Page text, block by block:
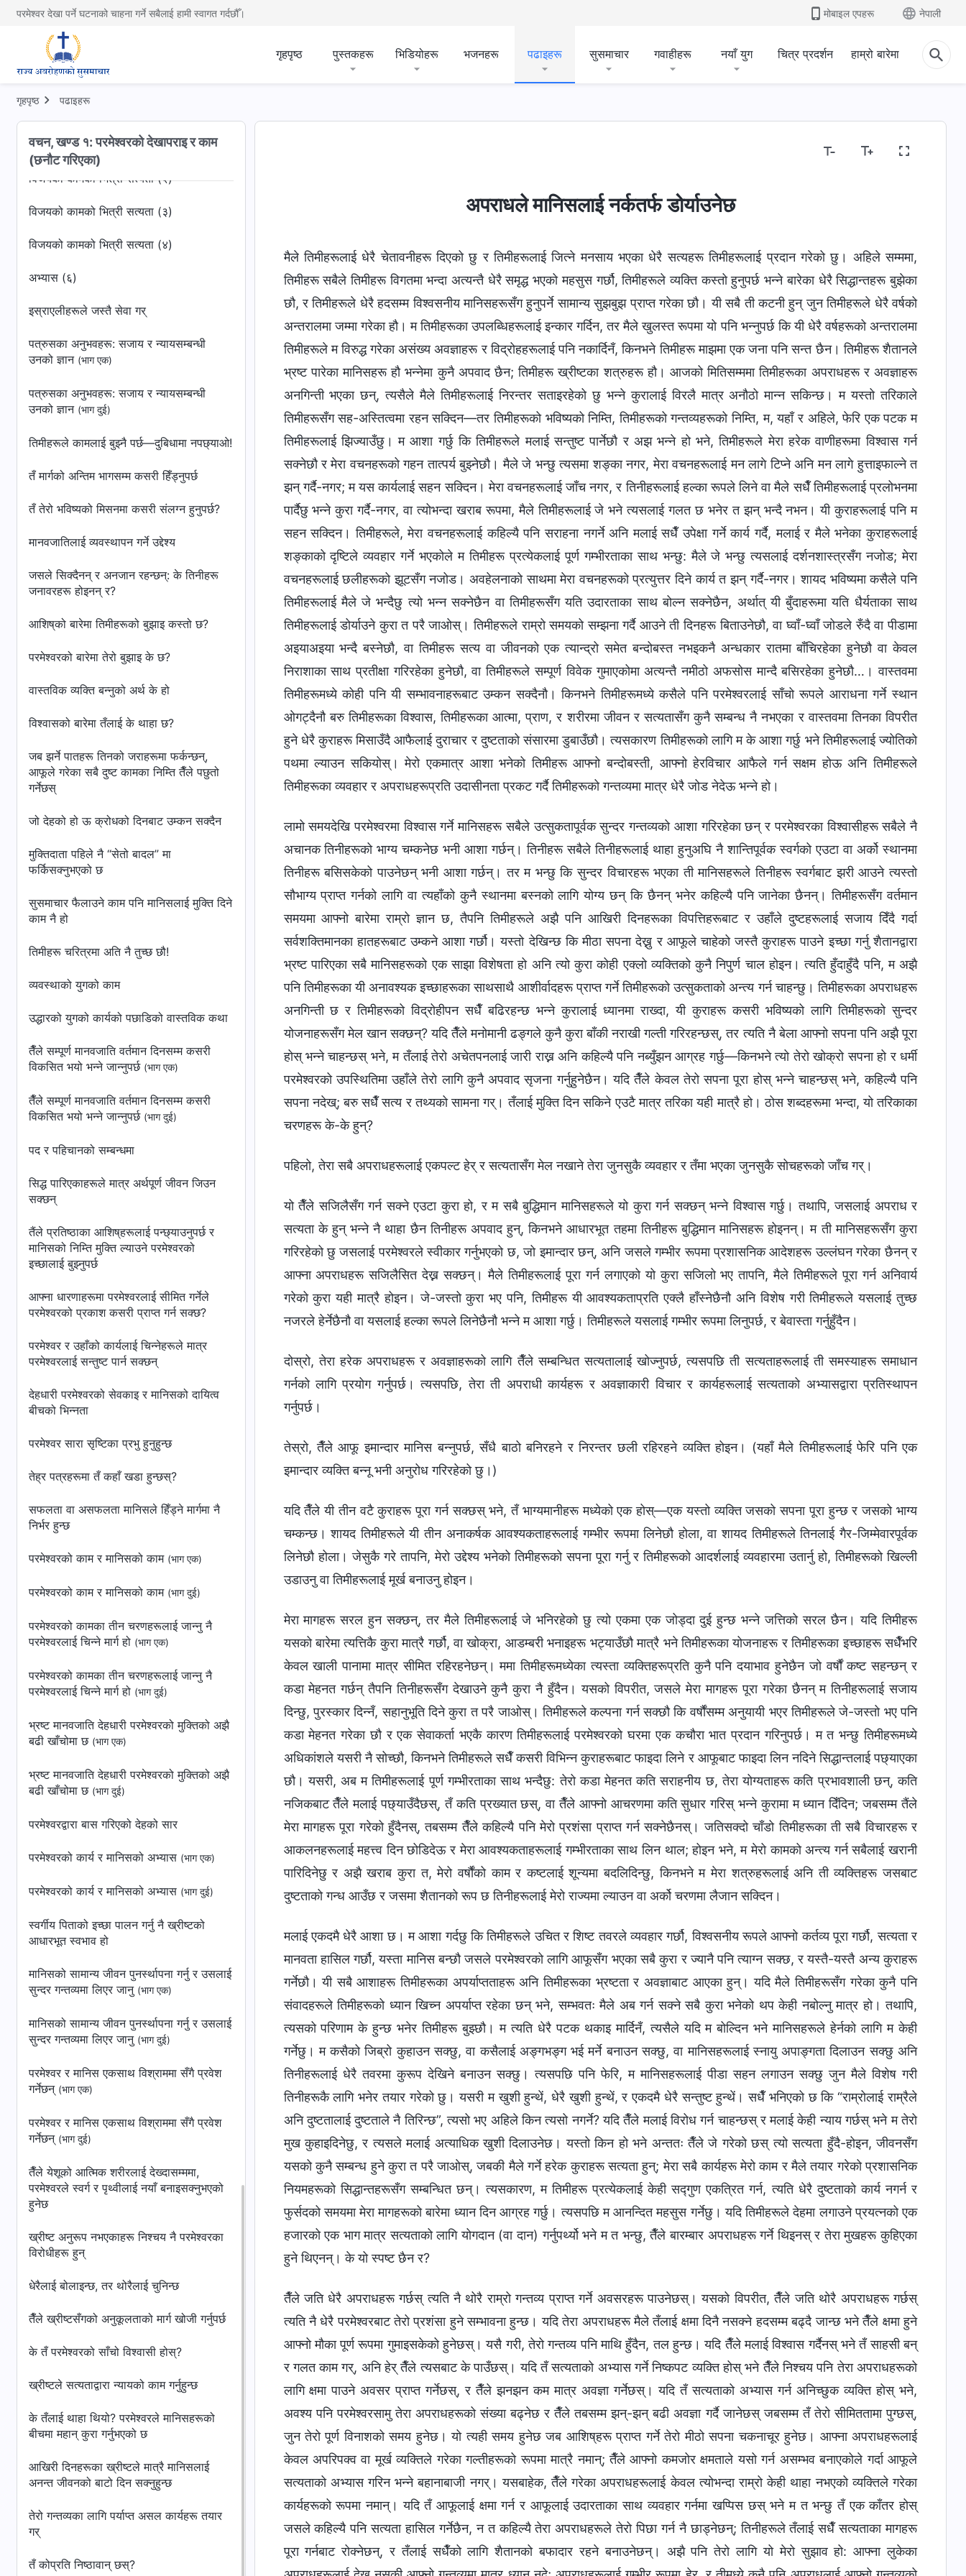
परमेश्वर देखा पर्ने घटनाको चाहना गर्ने सबैलाई हामी स्वागत गर्दछौँ। मोबाइल एपहरू नेपाली
गृहपृष्ठ पुस्तकहरू भिडियोहरू भजनहरू पढाइहरू सुसमाचार गवाहीहरू नयाँ युग चित्र प्रदर्शन हाम्रो बारेमा
गृहपृष्ठ पढाइहरू
वचन, खण्ड १: परमेश्‍वरको देखापराइ र काम
(छनौट गरिएका)
अभ्यास (३)
अभ्यास (४)
विजयको कामको भित्री सत्यता (१)
हासिल हुन्छन्
विजयको कामको भित्री सत्यता (२)
विजयको कामको भित्री सत्यता (३)
विजयको कामको भित्री सत्यता (४)
अभ्यास (६)
इस्राएलीहरूले जस्तै सेवा गर्
पत्रुसका अनुभवहरू: सजाय र न्यायसम्‍बन्धी
उनको ज्ञान (भाग एक)
पत्रुसका अनुभवहरू: सजाय र न्यायसम्‍बन्धी
उनको ज्ञान (भाग दुई)
तिमीहरूले कामलाई बुझ्नै पर्छ—दुबिधामा नपछ्याओ!
तँ मार्गको अन्तिम भागसम्म कसरी हिँड्नुपर्छ
तँ तेरो भविष्यको मिसनमा कसरी संलग्‍न हुनुपर्छ?
मानवजातिलाई व्यवस्थापन गर्ने उद्देश्य
जसले सिक्दैनन् र अनजान रहन्छन्: के तिनीहरू
जनावरहरू होइनन् र?
आशिष्‌को बारेमा तिमीहरूको बुझाइ कस्तो छ?
परमेश्‍वरको बारेमा तेरो बुझाइ के छ?
वास्तविक व्यक्ति बन्‍नुको अर्थ के हो
विश्‍वासको बारेमा तँलाई के थाहा छ?
जब झर्ने पातहरू तिनको जराहरूमा फर्कन्छन्,
आफूले गरेका सबै दुष्ट कामका निम्ति तैँले पछुतो
गर्नेछस्
जो देहको हो ऊ क्रोधको दिनबाट उम्कन सक्दैन
मुक्तिदाता पहिले नै “सेतो बादल” मा
फर्किसक्नुभएको छ
सुसमाचार फैलाउने काम पनि मानिसलाई मुक्ति दिने
काम नै हो
तिमीहरू चरित्रमा अति नै तुच्छ छौ!
व्यवस्थाको युगको काम
उद्धारको युगको कार्यको पछाडिको वास्तविक कथा
तैँले सम्पूर्ण मानवजाति वर्तमान दिनसम्म कसरी
विकसित भयो भन्ने जान्‍नुपर्छ (भाग एक)
तैँले सम्पूर्ण मानवजाति वर्तमान दिनसम्म कसरी
विकसित भयो भन्ने जान्‍नुपर्छ (भाग दुई)
पद र पहिचानको सम्‍बन्धमा
सिद्ध पारिएकाहरूले मात्र अर्थपूर्ण जीवन जिउन
सक्छन्
तैंले प्रतिष्ठाका आशिष्‌हरूलाई पन्छ्याउनुपर्छ र
मानिसको निम्ति मुक्ति ल्याउने परमेश्‍वरको
इच्छालाई बुझ्‍नुपर्छ
आफ्ना धारणाहरूमा परमेश्‍वरलाई सीमित गर्नेले
परमेश्‍वरको प्रकाश कसरी प्राप्त गर्न सक्छ?
परमेश्‍वर र उहाँको कार्यलाई चिन्नेहरूले मात्र
परमेश्‍वरलाई सन्तुष्ट पार्न सक्छन्‌
देहधारी परमेश्‍वरको सेवकाइ र मानिसको दायित्व
बीचको भिन्नता
परमेश्‍वर सारा सृष्टिका प्रभु हुनुहुन्छ
तेह्र पत्रहरूमा तँ कहाँ खडा हुन्छस्?
सफलता वा असफलता मानिसले हिँड्ने मार्गमा नै
निर्भर हुन्छ
परमेश्‍वरको काम र मानिसको काम (भाग एक)
परमेश्‍वरको काम र मानिसको काम (भाग दुई)
परमेश्‍वरको कामका तीन चरणहरूलाई जान्नु नै
परमेश्‍वरलाई चिन्ने मार्ग हो (भाग एक)
परमेश्‍वरको कामका तीन चरणहरूलाई जान्नु नै
परमेश्‍वरलाई चिन्ने मार्ग हो (भाग दुई)
भ्रष्ट मानवजाति देहधारी परमेश्‍वरको मुक्तिको अझै
बढी खाँचोमा छ (भाग एक)
भ्रष्ट मानवजाति देहधारी परमेश्‍वरको मुक्तिको अझै
बढी खाँचोमा छ (भाग दुई)
परमेश्‍वरद्वारा बास गरिएको देहको सार
परमेश्‍वरको कार्य र मानिसको अभ्यास (भाग एक)
परमेश्‍वरको कार्य र मानिसको अभ्यास (भाग दुई)
स्वर्गीय पिताको इच्छा पालन गर्नु नै ख्रीष्‍टको
आधारभूत स्वभाव हो
मानिसको सामान्य जीवन पुनर्स्थापना गर्नु र उसलाई
सुन्दर गन्तव्यमा लिएर जानु (भाग एक)
मानिसको सामान्य जीवन पुनर्स्थापना गर्नु र उसलाई
सुन्दर गन्तव्यमा लिएर जानु (भाग दुई)
परमेश्‍वर र मानिस एकसाथ विश्राममा सँगै प्रवेश
गर्नेछन् (भाग एक)
परमेश्‍वर र मानिस एकसाथ विश्राममा सँगै प्रवेश
गर्नेछन् (भाग दुई)
तैँले येशूको आत्मिक शरीरलाई देख्दासम्ममा,
परमेश्‍वरले स्वर्ग र पृथ्वीलाई नयाँ बनाइसक्‍नुभएको
हुनेछ
ख्रीष्ट अनुरूप नभएकाहरू निश्‍चय नै परमेश्‍वरका
विरोधीहरू हुन्
धेरैलाई बोलाइन्छ, तर थोरैलाई चुनिन्छ
तैँले ख्रीष्‍टसँगको अनुकूलताको मार्ग खोजी गर्नुपर्छ
के तँ परमेश्‍वरको साँचो विश्‍वासी होस्?
ख्रीष्टले सत्यताद्वारा न्यायको काम गर्नुहुन्छ
के तँलाई थाहा थियो? परमेश्‍वरले मानिसहरूको
बीचमा महान् कुरा गर्नुभएको छ
आखिरी दिनहरूका ख्रीष्‍टले मात्रै मानिसलाई
अनन्त जीवनको बाटो दिन सक्‍नुहुन्छ
तेरो गन्तव्यका लागि पर्याप्त असल कार्यहरू तयार
गर्
तँ कोप्रति निष्ठावान् छस्?
अपराधले मानिसलाई नर्कतर्फ डोर्याउनेछ
मैले तिमीहरूलाई धेरै चेतावनीहरू दिएको छु र तिमीहरूलाई जित्ने मनसाय भएका धेरै सत्यहरू तिमीहरूलाई प्रदान गरेको छु। अहिले सम्ममा,
तिमीहरू सबैले तिमीहरू विगतमा भन्दा अत्यन्तै धेरै समृद्ध भएको महसुस गर्छौ, तिमीहरूले व्यक्ति कस्तो हुनुपर्छ भन्ने बारेका धेरै सिद्धान्तहरू बुझेका
छौ, र तिमीहरूले धेरै हदसम्म विश्‍वसनीय मानिसहरूसँग हुनुपर्ने सामान्य सुझबुझ प्राप्त गरेका छौ। यी सबै ती कटनी हुन् जुन तिमीहरूले धेरै वर्षको
अन्तरालमा जम्मा गरेका हौ। म तिमीहरूका उपलब्धिहरूलाई इन्कार गर्दिन, तर मैले खुलस्त रूपमा यो पनि भन्नुपर्छ कि यी धेरै वर्षहरूको अन्तरालमा
तिमीहरूले म विरुद्ध गरेका असंख्य अवज्ञाहरू र विद्रोहहरूलाई पनि नकार्दिनँ, किनभने तिमीहरू माझमा एक जना पनि सन्त छैन। तिमीहरू शैतानले
भ्रष्ट पारेका मानिसहरू हौ भन्‍नेमा कुनै अपवाद छैन; तिमीहरू ख्रीष्टका शत्रुहरू हौ। आजको मितिसम्ममा तिमीहरूका अपराधहरू र अवज्ञाहरू
अनगिन्ती भएका छन्, त्यसैले मैले तिमीहरूलाई निरन्तर सताइरहेको छु भन्‍ने कुरालाई विरलै मात्र अनौठो मान्न सकिन्छ। म यस्तो तरिकाले
तिमीहरूसँग सह-अस्तित्वमा रहन सक्दिन—तर तिमीहरूको भविष्यको निम्ति, तिमीहरूको गन्तव्यहरूको निम्ति, म, यहाँ र अहिले, फेरि एक पटक म
तिमीहरूलाई झिज्याउँछु। म आशा गर्छु कि तिमीहरूले मलाई सन्तुष्ट पार्नेछौ र अझ भन्ने हो भने, तिमीहरूले मेरा हरेक वाणीहरूमा विश्‍वास गर्न
सक्‍नेछौ र मेरा वचनहरूको गहन तात्पर्य बुझ्नेछौ। मैले जे भन्छु त्यसमा शङ्का नगर, मेरा वचनहरूलाई मन लागे टिप्ने अनि मन लागे हुत्ताइफाल्‍ने त
झन् गर्दै-नगर; म यस कार्यलाई सहन सक्दिन। मेरा वचनहरूलाई जाँच नगर, र तिनीहरूलाई हल्का रूपले लिने वा मैले सधैँ तिमीहरूलाई प्रलोभनमा
पार्दैछु भन्ने कुरा गर्दै-नगर, वा त्योभन्दा खराब रूपमा, मैले तिमीहरूलाई जे भने त्यसलाई गलत छ भनेर त झन् भन्दै नभन। यी कुराहरूलाई पनि म
सहन सक्दिन। तिमीहरूले, मेरा वचनहरूलाई कहिल्यै पनि सराहना नगर्ने अनि मलाई सधैँ उपेक्षा गर्ने कार्य गर्दै, मलाई र मैले भनेका कुराहरूलाई
शङ्काको दृष्टिले व्यवहार गर्ने भएकोले म तिमीहरू प्रत्येकलाई पूर्ण गम्भीरताका साथ भन्छु: मैले जे भन्छु त्यसलाई दर्शनशास्‍त्रसँग नजोड; मेरा
वचनहरूलाई छलीहरूको झूटसँग नजोड। अवहेलनाको साथमा मेरा वचनहरूको प्रत्युत्तर दिने कार्य त झन् गर्दै-नगर। शायद भविष्यमा कसैले पनि
तिमीहरूलाई मैले जे भन्दैछु त्यो भन्न सक्नेछैन वा तिमीहरूसँग यति उदारताका साथ बोल्न सक्नेछैन, अर्थात् यी बुँदाहरूमा यति धैर्यताका साथ
तिमीहरूलाई डोर्याउने कुरा त परै जाओस्। तिमीहरूले राम्रो समयको सम्झना गर्दै आउने ती दिनहरू बिताउनेछौ, वा घ्वाँ-घ्वाँ जोडले रुँदै वा पीडामा
अइयाअइया भन्दै बस्नेछौ, वा तिमीहरू सत्य वा जीवनको एक त्यान्द्रो समेत बन्दोबस्त नभइकनै अन्धकार रातमा बाँचिरहेका हुनेछौ वा केवल
निराशाका साथ प्रतीक्षा गरिरहेका हुनेछौ, वा तिमीहरूले सम्पूर्ण विवेक गुमाएकोमा अत्यन्तै नमीठो अफसोस मान्दै बसिरहेका हुनेछौ…। वास्तवमा
तिमीहरूमध्ये कोही पनि यी सम्भावनाहरूबाट उम्कन सक्दैनौ। किनभने तिमीहरूमध्ये कसैले पनि परमेश्‍वरलाई साँचो रूपले आराधना गर्ने स्थान
ओगट्दैनौ बरु तिमीहरूका विश्‍वास, तिमीहरूका आत्मा, प्राण, र शरीरमा जीवन र सत्यतासँग कुनै सम्बन्ध नै नभएका र वास्तवमा तिनका विपरीत
हुने धेरै कुराहरू मिसाउँदै आफैलाई दुराचार र दुष्टताको संसारमा डुबाउँछौ। त्यसकारण तिमीहरूको लागि म के आशा गर्छु भने तिमीहरूलाई ज्योतिको
पथमा ल्याउन सकियोस्। मेरो एकमात्र आशा भनेको तिमीहरू आफ्नो बन्दोबस्ती, आफ्नो हेरविचार आफैले गर्न सक्षम होऊ अनि तिमीहरूले
तिमीहरूका व्यवहार र अपराधहरूप्रति उदासीनता प्रकट गर्दै तिमीहरूको गन्तव्यमा मात्र धेरै जोड नेदेऊ भन्ने हो।
लामो समयदेखि परमेश्‍वरमा विश्‍वास गर्ने मानिसहरू सबैले उत्सुकतापूर्वक सुन्दर गन्तव्यको आशा गरिरहेका छन् र परमेश्‍वरका विश्‍वासीहरू सबैले नै
अचानक तिनीहरूको भाग्य चम्कनेछ भनी आशा गर्छन्। तिनीहरू सबैले तिनीहरूलाई थाहा हुनुअघि नै शान्तिपूर्वक स्वर्गको एउटा वा अर्को स्थानमा
तिनीहरू बसिसकेको पाउनेछन् भनी आशा गर्छन्। तर म भन्छु कि सुन्दर विचारहरू भएका ती मानिसहरूले तिनीहरू स्वर्गबाट झरी आउने त्यस्तो
सौभाग्य प्राप्त गर्नको लागि वा त्यहाँको कुनै स्थानमा बस्नको लागि योग्य छन् कि छैनन् भनेर कहिल्यै पनि जानेका छैनन्। तिमीहरूसँग वर्तमान
समयमा आफ्नो बारेमा राम्रो ज्ञान छ, तैपनि तिमीहरूले अझै पनि आखिरी दिनहरूका विपत्तिहरूबाट र उहाँले दुष्टहरूलाई सजाय दिँदै गर्दा
सर्वशक्तिमानका हातहरूबाट उ‍म्कने आशा गर्छौ। यस्तो देखिन्छ कि मीठा सपना देख्नु र आफूले चाहेको जस्तै कुराहरू पाउने इच्छा गर्नु शैतानद्वारा
भ्रष्ट पारिएका सबै मानिसहरूको एक साझा विशेषता हो अनि त्यो कुरा कोही एक्लो व्यक्तिको कुनै निपुर्ण चाल होइन। त्यति हुँदाहुँदै पनि, म अझै
पनि तिमीहरूका यी अनावश्यक इच्छाहरूका साथसाथै आशीर्वादहरू प्राप्त गर्ने तिमीहरूको उत्सुकताको अन्त्य गर्न चाहन्छु। तिमीहरूका अपराधहरू
अनगिन्ती छ र तिमीहरूको विद्रोहीपन सधैँ बढिरहन्छ भन्‍ने कुरालाई ध्यानमा राख्दा, यी कुराहरू कसरी भविष्यको लागि तिमीहरूको सुन्दर
योजनाहरूसँग मेल खान सक्छन्? यदि तैँले मनोमानी ढङ्गले कुनै कुरा बाँकी नराखी गल्ती गरिरहन्छस्, तर त्यति नै बेला आफ्नो सपना पनि अझै पूरा
होस् भन्ने चाहन्छस् भने, म तँलाई तेरो अचेतपनलाई जारी राख्न अनि कहिल्यै पनि नब्युँझन आग्रह गर्छु—किनभने त्यो तेरो खोक्रो सपना हो र धर्मी
परमेश्‍वरको उपस्थितिमा उहाँले तेरो लागि कुनै अपवाद सृजना गर्नुहुनेछैन। यदि तैँले केवल तेरो सपना पूरा होस् भन्ने चाहन्छस् भने, कहिल्यै पनि
सपना नदेख्; बरु सधैँ सत्य र तथ्यको सामना गर्। तँलाई मुक्ति दिन सकिने एउटै मात्र तरिका यही मात्रै हो। ठोस शब्दहरूमा भन्दा, यो तरिकाका
चरणहरू के-के हुन्?
पहिलो, तेरा सबै अपराधहरूलाई एकपल्ट हेर् र सत्यतासँग मेल नखाने तेरा जुनसुकै व्यवहार र तँमा भएका जुनसुकै सोचहरूको जाँच गर्।
यो तैँले सजिलैसँग गर्न सक्‍ने एउटा कुरा हो, र म सबै बुद्धिमान मानिसहरूले यो कुरा गर्न सक्छन् भन्ने विश्‍वास गर्छु। तथापि, जसलाई अपराध र
सत्यता के हुन् भन्ने नै थाहा छैन तिनीहरू अपवाद हुन्, किनभने आधारभूत तहमा तिनीहरू बुद्धिमान मानिसहरू होइनन्। म ती मानिसहरूसँग कुरा
गरिरहेको छु जसलाई परमेश्‍वरले स्वीकार गर्नुभएको छ, जो इमान्दार छन्, अनि जसले गम्भीर रूपमा प्रशासनिक आदेशहरू उल्लंघन गरेका छैनन् र
आफ्ना अपराधहरू सजिलैसित देख्न सक्छन्। मैले तिमीहरूलाई पूरा गर्न लगाएको यो कुरा सजिलो भए तापनि, मैले तिमीहरूले पूरा गर्न अनिवार्य
गरेको कुरा यही मात्रै होइन। जे-जस्तो कुरा भए पनि, तिमीहरू यी आवश्यकताप्रति एक्लै हाँस्नेछैनौ अनि विशेष गरी तिमीहरूले यसलाई तुच्छ
नजरले हेर्नेछैनौ वा यसलाई हल्का रूपले लिनेछैनौ भन्ने म आशा गर्छु। तिमीहरूले यसलाई गम्भीर रूपमा लिनुपर्छ, र बेवास्ता गर्नुहुँदैन।
दोस्रो, तेरा हरेक अपराधहरू र अवज्ञाहरूको लागि तैँले सम्बन्धित सत्यतालाई खोज्नुपर्छ, त्यसपछि ती सत्यताहरूलाई ती समस्याहरू समाधान
गर्नको लागि प्रयोग गर्नुपर्छ। त्यसपछि, तेरा ती अपराधी कार्यहरू र अवज्ञाकारी विचार र कार्यहरूलाई सत्यताको अभ्यासद्वारा प्रतिस्थापन
गर्नुपर्छ।
तेस्रो, तैँले आफू इमान्दार मानिस बन्नुपर्छ, सँधै बाठो बनिरहने र निरन्तर छली रहिरहने व्यक्ति होइन। (यहाँ मैले तिमीहरूलाई फेरि पनि एक
इमान्दार व्यक्ति बन्नू भनी अनुरोध गरिरहेको छु।)
यदि तैँले यी तीन वटै कुराहरू पूरा गर्न सक्छस् भने, तँ भाग्यमानीहरू मध्येको एक होस्—एक यस्तो व्यक्ति जसको सपना पूरा हुन्छ र जसको भाग्य
चम्कन्छ। शायद तिमीहरूले यी तीन अनाकर्षक आवश्यकताहरूलाई गम्भीर रूपमा लिनेछौ होला, वा शायद तिमीहरूले तिनलाई गैर-जिम्मेवारपूर्वक
लिनेछौ होला। जेसुकै गरे तापनि, मेरो उद्देश्य भनेको तिमीहरूको सपना पूरा गर्नु र तिमीहरूको आदर्शलाई व्यवहारमा उतार्नु हो, तिमीहरूको खिल्ली
उडाउनु वा तिमीहरूलाई मूर्ख बनाउनु होइन।
मेरा मागहरू सरल हुन सक्छन्, तर मैले तिमीहरूलाई जे भनिरहेको छु त्यो एकमा एक जोड्दा दुई हुन्छ भन्‍ने जत्तिको सरल छैन। यदि तिमीहरू
यसको बारेमा त्यत्तिकै कुरा मात्रै गर्छौ, वा खोक्रा, आडम्बरी भनाइहरू भट्याउँछौ मात्रै भने तिमीहरूका योजनाहरू र तिमीहरूका इच्छाहरू सधैँभरि
केवल खाली पानामा मात्र सीमित रहिरहनेछन्। ममा तिमीहरूमध्येका त्यस्ता व्यक्तिहरूप्रति कुनै पनि दयाभाव हुनेछैन जो वर्षौं कष्ट सहन्छन् र
कडा मेहनत गर्छन् तैपनि तिनीहरूसँग देखाउने कुनै कुरा नै हुँदैन। यसको विपरीत, जसले मेरा मागहरू पूरा गरेका छैनन् म तिनीहरूलाई सजाय
दिन्छु, पुरस्कार दिन्नँ, सहानुभूति दिने कुरा त परै जाओस्। तिमीहरूले कल्पना गर्न सक्छौ कि वर्षौंसम्‍म अनुयायी भएर तिमीहरूले जे-जस्तो भए पनि
कडा मेहनत गरेका छौ र एक सेवाकर्ता भएकै कारण तिमीहरूलाई परमेश्‍वरको घरमा एक कचौरा भात प्रदान गरिनुपर्छ। म त भन्छु तिमीहरूमध्ये
अधिकांशले यसरी नै सोच्छौ, किनभने तिमीहरूले सधैँ कसरी विभिन्न कुराहरूबाट फाइदा लिने र आफूबाट फाइदा लिन नदिने सिद्धान्तलाई पछ्याएका
छौ। यसरी, अब म तिमीहरूलाई पूर्ण गम्भीरताका साथ भन्दैछु: तेरो कडा मेहनत कति सराहनीय छ, तेरा योग्यताहरू कति प्रभावशाली छन्, कति
नजिकबाट तैँले मलाई पछ्याउँदैछस्, तँ कति प्रख्यात छस्, वा तैँले आफ्नो आचरणमा कति सुधार गरिस् भन्ने कुरामा म ध्यान दिँदिन; जबसम्म तैंले
मेरा मागहरू पूरा गरेको हुँदैनस्, तबसम्म तैँले कहिल्यै पनि मेरो प्रशंसा प्राप्त गर्न सक्नेछैनस्। जतिसक्दो चाँडो तिमीहरूका ती सबै विचारहरू र
आकलनहरूलाई महत्त्व दिन छोडिदेऊ र मेरा आवश्यकताहरूलाई गम्भीरताका साथ लिन थाल; होइन भने, म मेरो कामको अन्त्य गर्न सबैलाई खरानी
पारिदिनेछु र अझै खराब कुरा त, मेरो वर्षौंको काम र कष्टलाई शून्यमा बदलिदिन्छु, किनभने म मेरा शत्रुहरूलाई अनि ती व्यक्तिहरू जसबाट
दुष्टताको गन्ध आउँछ र जसमा शैतानको रूप छ तिनीहरूलाई मेरो राज्यमा ल्याउन वा अर्को चरणमा लैजान सक्दिन।
मलाई एकदमै धेरै आशा छ। म आशा गर्दछु कि तिमीहरूले उचित र शिष्ट तवरले व्यवहार गर्छौ, विश्‍वसनीय रूपले आफ्नो कर्तव्य पूरा गर्छौ, सत्यता र
मानवता हासिल गर्छौ, यस्ता मानिस बन्छौ जसले परमेश्‍वरको लागि आफूसँग भएका सबै कुरा र ज्यानै पनि त्याग्न सक्छ, र यस्तै-यस्तै अन्य कुराहरू
गर्नेछौ। यी सबै आशाहरू तिमीहरूका अपर्याप्तताहरू अनि तिमीहरूका भ्रष्टता र अवज्ञाबाट आएका हुन्। यदि मैले तिमीहरूसँग गरेका कुनै पनि
संवादहरूले तिमीहरूको ध्यान खिच्न अपर्याप्त रहेका छन् भने, सम्भवतः मैले अब गर्न सक्ने सबै कुरा भनेको थप केही नबोल्नु मात्र हो। तथापि,
त्यसको परिणाम के हुन्छ भनेर तिमीहरू बुझ्छौ। म त्यति धेरै पटक थकाइ मार्दिनँ, त्यसैले यदि म बोल्दिन भने मानिसहरूले हेर्नको लागि म केही
गर्नेछु। म कसैको जिब्रो कुहाउन सक्छु, वा कसैलाई अङ्गभङ्ग भई मर्ने बनाउन सक्छु, वा मानिसहरूलाई स्नायु अपाङ्गता दिलाउन सक्छु अनि
तिनीहरूलाई धेरै तवरमा कुरूप देखिने बनाउन सक्छु। त्यसपछि पनि फेरि, म मानिसहरूलाई पीडा सहन लगाउन सक्छु जुन मैले विशेष गरी
तिनीहरूकै लागि भनेर तयार गरेको छु। यसरी म खुशी हुन्थें, धेरै खुशी हुन्थें, र एकदमै धेरै सन्तुष्ट हुन्थें। सधैँ भनिएको छ कि “राम्रोलाई राम्रैले
अनि दुष्टतालाई दुष्टताले नै तिरिन्छ”, त्यसो भए अहिले किन त्यसो नगर्ने? यदि तैँले मलाई विरोध गर्न चाहन्छस् र मलाई केही न्याय गर्छस् भने म तेरो
मुख कुहाइदिनेछु, र त्यसले मलाई अत्याधिक खुशी दिलाउनेछ। यस्तो किन हो भने अन्ततः तैँले जे गरेको छस् त्यो सत्यता हुँदै-होइन, जीवनसँग
यसको कुनै सम्बन्ध हुने कुरा त परै जाओस्, जबकी मैले गर्ने हरेक कुराहरू सत्यता हुन्; मेरा सबै कार्यहरू मेरो काम र मैले तयार गरेको प्रशासनिक
नियमहरूको सिद्धान्तहरूसँग सम्बन्धित छन्। त्यसकारण, म तिमीहरू प्रत्येकलाई केही सद्गुण एकत्रित गर्न, त्यति धेरै दुष्टताको कार्य नगर्न र
फुर्सदको समयमा मेरा मागहरूको बारेमा ध्यान दिन आग्रह गर्छु। त्यसपछि म आनन्दित महसुस गर्नेछु। यदि तिमीहरूले देहमा लगाउने प्रयत्नको एक
हजारको एक भाग मात्र सत्यताको लागि योगदान (वा दान) गर्नुपर्थ्यो भने म त भन्छु, तैँले बारम्बार अपराधहरू गर्ने थिइनस् र तेरा मुखहरू कुहिएका
हुने थिएनन्। के यो स्पष्ट छैन र?
तैँले जति धेरै अपराधहरू गर्छस् त्यति नै थोरै राम्रो गन्तव्य प्राप्त गर्ने अवसरहरू पाउनेछस्। यसको विपरीत, तैँले जति थोरै अपराधहरू गर्छस्
त्यति नै धेरै परमेश्‍वरबाट तेरो प्रशंसा हुने सम्भावना हुन्छ। यदि तेरा अपराधहरू मैले तँलाई क्षमा दिनै नसक्ने हदसम्म बढ्दै जान्छ भने तैँले क्षमा हुने
आफ्‍नो मौका पूर्ण रूपमा गुमाइसकेको हुनेछस्। यसै गरी, तेरो गन्तव्य पनि माथि हुँदैन, तल हुन्छ। यदि तैँले मलाई विश्‍वास गर्दैनस् भने तँ साहसी बन्
र गलत काम गर्, अनि हेर् तैँले त्यसबाट के पाउँछस्। यदि तँ सत्यताको अभ्यास गर्ने निष्कपट व्यक्ति होस् भने तैँले निश्चय पनि तेरा अपराधहरूको
लागि क्षमा पाउने अवसर प्राप्त गर्नेछस्, र तैँले झनझन कम मात्र अवज्ञा गर्नेछस्। यदि तँ सत्यताको अभ्यास गर्न अनिच्‍छुक व्यक्ति होस् भने,
अवश्य पनि परमेश्‍वरसामु तेरा अपराधहरूको संख्या बढ्नेछ र तैँले तबसम्‍म झन्-झन् बढी अवज्ञा गर्दै जानेछस् जबसम्‍म तँ तेरो सीमिततामा पुग्छस्,
जुन तेरो पूर्ण विनाशको समय हुनेछ। यो त्यही समय हुनेछ जब आशिष्‌हरू प्राप्त गर्ने तेरो मीठो सपना चकनाचूर हुनेछ। आफ्ना अपराधहरूलाई
केवल अपरिपक्व वा मूर्ख व्यक्तिले गरेका गल्तीहरूको रूपमा मात्रै नमान्; तैँले आफ्नो कमजोर क्षमताले यसो गर्न असम्भव बनाएकोले गर्दा आफूले
सत्यताको अभ्यास गरिन भन्ने बहानाबाजी नगर्। यसबाहेक, तैँले गरेका अपराधहरूलाई केवल त्योभन्दा राम्रो केही थाहा नभएको व्यक्तिले गरेका
कार्यहरूको रूपमा नमान्। यदि तँ आफूलाई क्षमा गर्न र आफूलाई उदारताका साथ व्यवहार गर्नमा खप्पिस छस् भने म त भन्छु तँ एक काँतर होस्
जसले कहिल्यै पनि सत्यता हासिल गर्नेछैन, न त कहिल्यै तेरा अपराधहरूले तेरो पिछा गर्न नै छाड्नेछन्; तिनीहरूले तँलाई सधैँ सत्यताका मागहरू
पूरा गर्नबाट रोक्नेछन्, र तँलाई सधैँको लागि शैतानको बफादार रहने बनाउनेछन्। अझै पनि तेरो लागि यो मेरो सुझाव हो: आफ्ना लुकेका